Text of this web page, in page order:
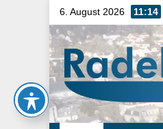
6. August 2026 11:14